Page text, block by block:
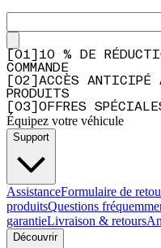
01
10 % DE
COMMANDE
02
ACCÈS ANTICIPÉ
PRODUITS
03 OFFRES
Équipez votre véhicule
Support
AssistanceFormulaire de
produitsQuestions
garantieLivraison & retours
Découvrir